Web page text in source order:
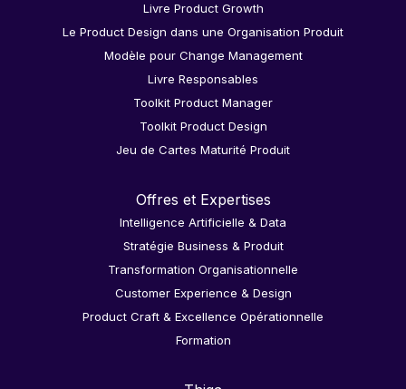
Livre Product Growth
Le Product Design dans une Organisation Produit
Modèle pour Change Management
Livre Responsables
Toolkit Product Manager
Toolkit Product Design
Jeu de Cartes Maturité Produit
Offres et Expertises
Intelligence Artificielle & Data
Stratégie Business & Produit
Transformation Organisationnelle
Customer Experience & Design
Product Craft & Excellence Opérationnelle
Formation